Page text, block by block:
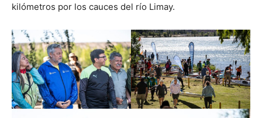
kilómetros por los cauces del río Limay.